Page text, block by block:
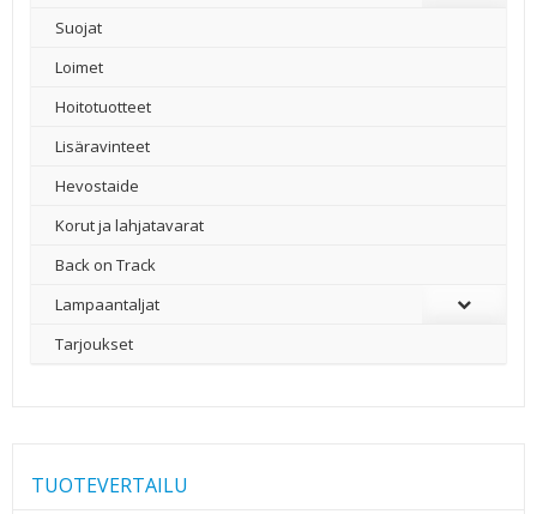
Suojat
Loimet
Hoitotuotteet
Lisäravinteet
Hevostaide
Korut ja lahjatavarat
Back on Track
Lampaantaljat
Tarjoukset
TUOTEVERTAILU